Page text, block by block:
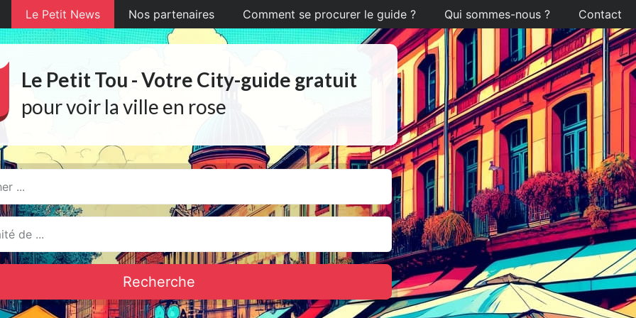
Le Petit News Nos partenaires Comment se procurer le guide ? Qui sommes-nous ? Contact
Le Petit Tou - Votre City-guide gratuit
pour voir la ville en rose
Recherche